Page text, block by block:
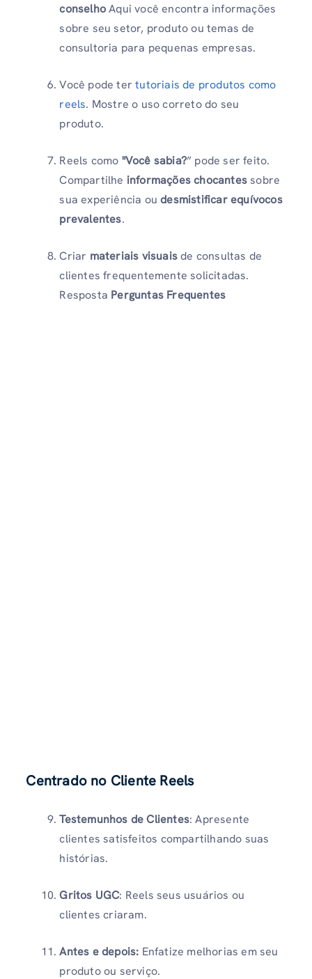
conselhoAqui você encontra informações
sobre seu setor, produto ou temas de
consultoria para pequenas empresas.
Você pode tertutoriais de produtos como
reels. Mostre o uso correto do seu
produto.
Reels como "Você sabia?” pode ser feito.
Compartilhe informações chocantessobre
sua experiência oudesmistificar equívocos
prevalentes.
Criar materiais visuaisde consultas de
clientes frequentemente solicitadas.
Resposta Perguntas Frequentes
Centrado no Cliente Reels
Testemunhos de Clientes: Apresente
clientes satisfeitos compartilhando suas
histórias.
Gritos UGC: Reels seus usuários ou
clientes criaram.
Antes e depois: Enfatize melhorias em seu
produto ou serviço.